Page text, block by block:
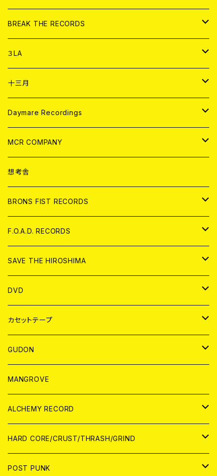
書籍
DIGITAL CONTENTS
アナログ
CD
アナログ
BREAK THE RECORDS
CD
ANALOG
アパレル
３LA
CD
ANALOG
十三月
CD
ANALOG
Daymare Recordings
CD
ANALOG
MCR COMPANY
CD
アパレル
ANALOG
想考舎
BRONS FIST RECORDS
CD
ANALOG
F.O.A.D. RECORDS
CD
ANALOG
SAVE THE HIROSHIMA
アパレル
BADGE
DVD
JAPAN
WORLD
カセットテープ
JAPAN
WORLD
GUDON
アパレル
PATCH
アナログ
DIGITAL CONTENTS
MANGROVE
ALCHEMY RECORD
CD
ANALOG
HARD CORE/CRUST/THRASH/GRIND
JAPAN
POST PUNK